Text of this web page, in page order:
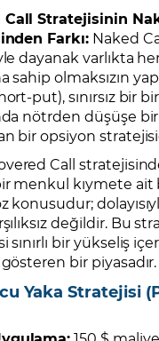
Call Stratejisinin
Farkı:Naked
dayanak varlıkta
sahip olmaksızın
put), sınırsız bir
nötrden düşüşe
bir opsiyon
Call
menkul kıymete ait
konusudur;
değildir. Bu
sınırlı bir yükseliş
bir piyasadır.
Yaka Stratejisi